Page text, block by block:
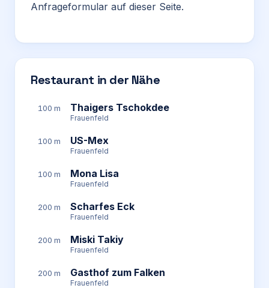
Anfrageformular auf dieser Seite.
Restaurant in der Nähe
100 m Thaigers Tschokdee
Frauenfeld
100 m US-Mex
Frauenfeld
100 m Mona Lisa
Frauenfeld
200 m Scharfes Eck
Frauenfeld
200 m Miski Takiy
Frauenfeld
200 m Gasthof zum Falken
Frauenfeld